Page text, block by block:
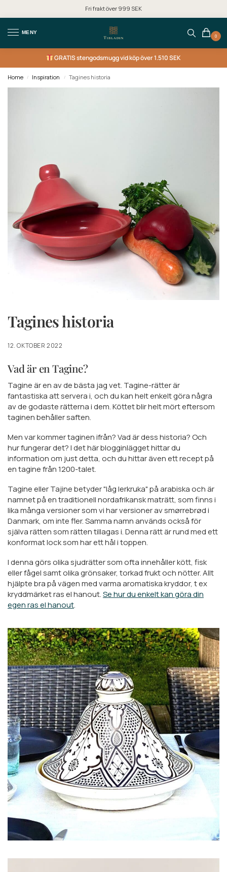
Fri frakt över 999 SEK
MENY
0
GRATISstengodsmugg vid köp över 1.510 SEK
Home / Inspiration / Tagines historia
Tagines historia
12. OKTOBER 2022
Vad är en Tagine?
Tagine är en av de bästa jag vet. Tagine-rätter är
fantastiska att servera i, och du kan helt enkelt göra några
av de godaste rätterna i dem. Köttet blir helt mört eftersom
taginen behåller saften.
Men var kommer taginen ifrån? Vad är dess historia? Och
hur fungerar det? I det här blogginlägget hittar du
information om just detta, och du hittar även ett recept på
en tagine från 1200-talet.
Tagine eller Tajine betyder "låg lerkruka" på arabiska och är
namnet på en traditionell nordafrikansk maträtt, som finns i
lika många versioner som vi har versioner av smørrebrød i
Danmark, om inte fler. Samma namn används också för
själva rätten som rätten tillagas i. Denna rätt är rund med ett
konformat lock som har ett hål i toppen.
I denna görs olika sjudrätter som ofta innehåller kött, fisk
eller fågel samt olika grönsaker, torkad frukt och nötter. Allt
hjälpte bra på vägen med varma aromatiska kryddor, t ex
kryddmärket ras el hanout.Se hur du enkelt kan göra din
egen ras el hanout.